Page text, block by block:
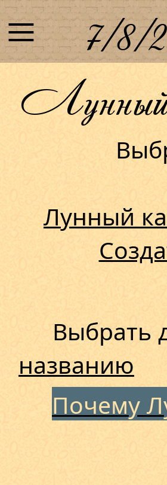
≡ 7/8/
Лунный
Лунный
Выбрать
названию
Почему